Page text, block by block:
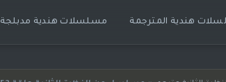
هندية المترجمة مسلسلات هندية مدبلجة